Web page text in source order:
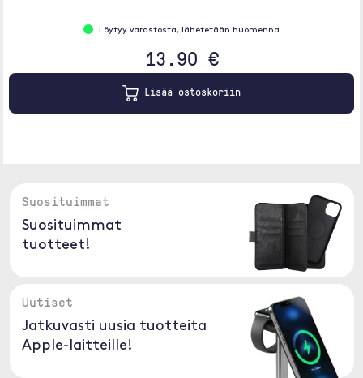
Löytyy varastosta, lähetetään huomenna
13.90 €
Lisää ostoskoriin
Suosituimmat
Suosituimmat
tuotteet!
Uutiset
Jatkuvasti uusia tuotteita
Apple-laitteille!